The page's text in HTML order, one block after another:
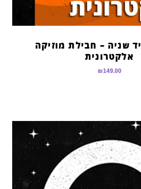
שניה – חבילת מוזיקה
אלקטרונית
₪149.00